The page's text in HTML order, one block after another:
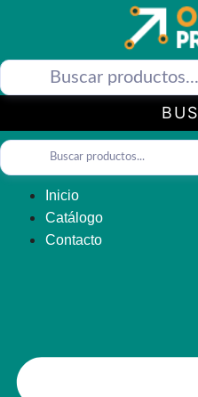
Inicio
Catálogo
Contacto